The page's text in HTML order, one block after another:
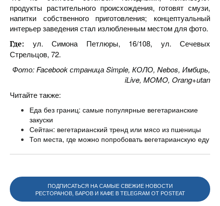
продукты растительного происхождения, готовят смузи,
напитки собственного приготовления; концептуальный
интерьер заведения стал излюбленным местом для фото.
Где: ул. Симона Петлюры, 16/108, ул. Сечевых
Стрельцов, 72.
Фото: Facebook страница Simple, КОЛО, Nebos, Имбирь,
iLive, MOMO, Orang+utan
Читайте также:
Еда без границ: самые популярные вегетарианские
закуски
Сейтан: вегетарианский тренд или мясо из пшеницы
Топ места, где можно попробовать вегетарианскую еду
ПОДПИСАТЬСЯ НА САМЫЕ СВЕЖИЕ НОВОСТИ
РЕСТОРАНОВ, БАРОВ И КАФЕ В TELEGRAM ОТ POSTEAT